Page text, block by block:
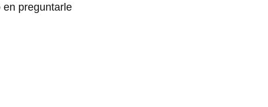
en preguntarle